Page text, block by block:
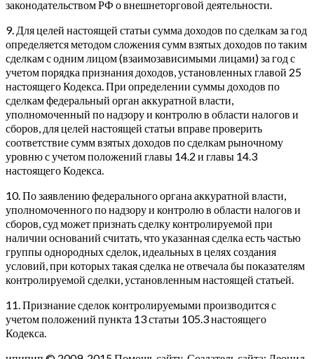
законодательством РФ о внешнеторговой деятельности.
9. Для целей настоящей статьи сумма доходов по сделкам за год
определяется методом сложения сумм взятых доходов по таким
сделкам с одним лицом (взаимозависимыми лицами) за год с
учетом порядка признания доходов, установленных главой 25
настоящего Кодекса. При определении суммы доходов по
сделкам федеральный орган аккуратной власти,
уполномоченный по надзору и контролю в области налогов и
сборов, для целей настоящей статьи вправе проверить
соответствие сумм взятых доходов по сделкам рыночному
уровню с учетом положений главы 14.2 и главы 14.3
настоящего Кодекса.
10. По заявлению федерального органа аккуратной власти,
уполномоченного по надзору и контролю в области налогов и
сборов, суд может признать сделку контролируемой при
наличии оснований считать, что указанная сделка есть частью
группы однородных сделок, идеальных в целях создания
условий, при которых такая сделка не отвечала бы показателям
контролируемой сделки, установленным настоящей статьей.
11. Признание сделок контролируемыми производится с
учетом положений пункта 13 статьи 105.3 настоящего
Кодекса.